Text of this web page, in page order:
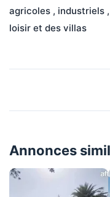
agricoles , industriels
loisir et des villas
Annonces